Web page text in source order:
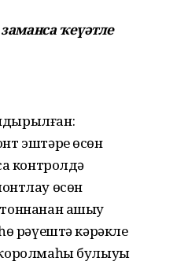
ҡеүәтле
эштәре өсөн
контролдә
өсөн
ашыу
рәүештә кәрәкле
булыуы